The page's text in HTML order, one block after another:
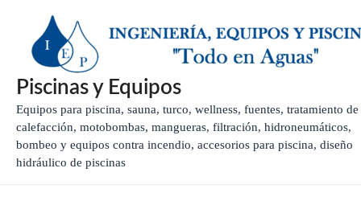
contenido
Piscinas y Equipos
Equipos para piscina, sauna, turco, wellness, fuentes, tratamiento de
calefacción, motobombas, mangueras, filtración, hidroneumáticos,
bombeo y equipos contra incendio, accesorios para piscina, diseño
hidráulico de piscinas